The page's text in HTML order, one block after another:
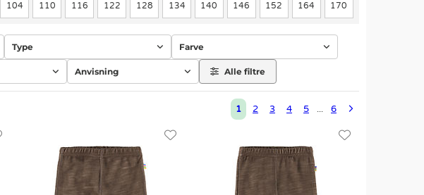
104 110 116 122 128 134 140 146 152 164 170
Type Farve
Anvisning Alle filtre
1 2 3 4 5 ... 6